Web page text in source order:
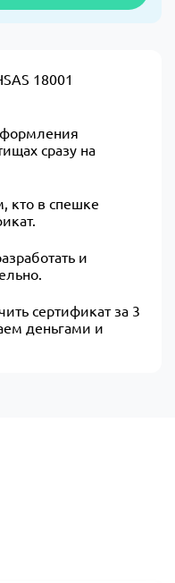
18001
сразу на
кто в спешке
и
сертификат за 3
деньгами и